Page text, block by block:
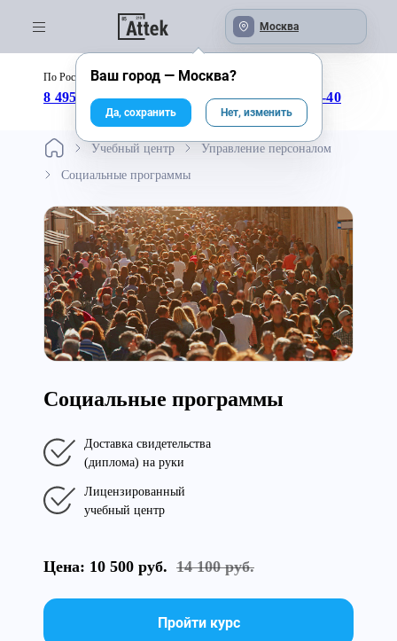
Москва
По России бесплатно:
8 495 246-04-43 8 800 333-25-40
Учебный центр
Управление персоналом
Социальные программы
Социальные программы
Доставка свидетельства
(диплома) на руки
Лицензированный
учебный центр
Цена: 10 500 руб. 14 100 руб.
Пройти курс
Ваш город — Москва?
Да, сохранить Нет, изменить